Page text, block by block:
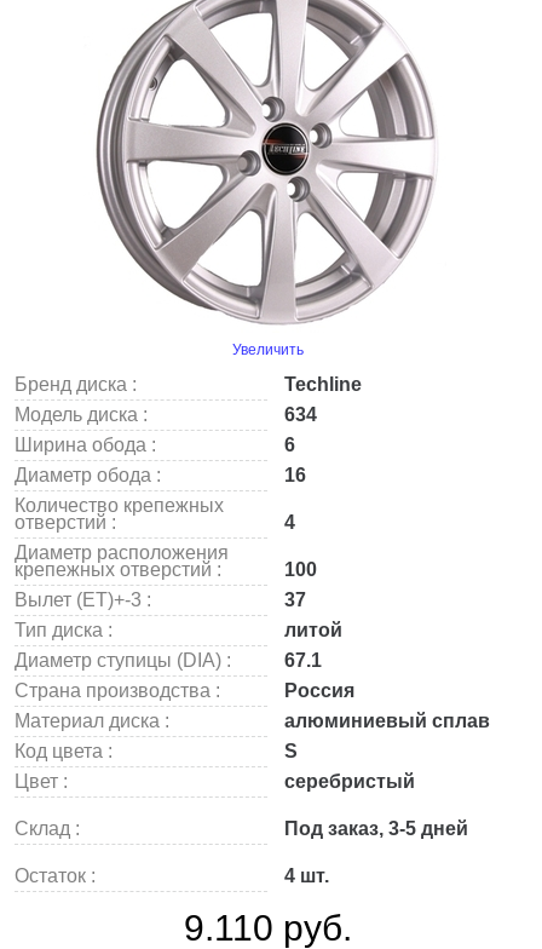
Увеличить
Бренд диска :
Techline
Модель диска :
634
Ширина обода :
6
Диаметр обода :
16
Количество крепежных
отверстий :
4
Диаметр расположения
крепежных отверстий :
100
Вылет (ET)+-3 :
37
Тип диска :
литой
Диаметр ступицы (DIA) :
67.1
Страна производства :
Россия
Материал диска :
алюминиевый сплав
Код цвета :
S
Цвет :
серебристый
Склад : Под заказ, 3-5 дней
Остаток : 4 шт.
9.110 руб.